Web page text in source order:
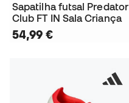
Sapatilha futsal Predator
Club FT IN Sala Criança
54,99 €